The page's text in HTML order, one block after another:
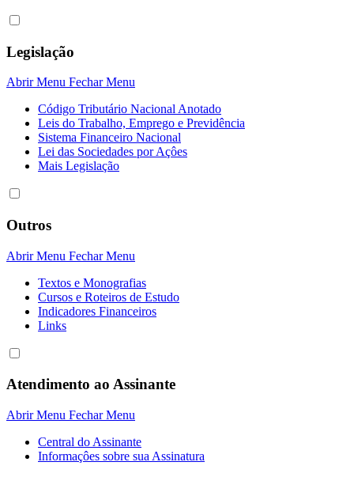
Legislação
Abrir Menu Fechar Menu
Código Tributário Nacional Anotado
Leis do Trabalho, Emprego e Previdência
Sistema Financeiro Nacional
Lei das Sociedades por Açôes
Mais Legislação
Outros
Abrir Menu Fechar Menu
Textos e Monografias
Cursos e Roteiros de Estudo
Indicadores Financeiros
Links
Atendimento ao Assinante
Abrir Menu Fechar Menu
Central do Assinante
Informaçôes sobre sua Assinatura